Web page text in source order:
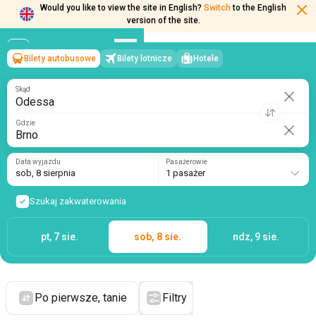
Would you like to view the site in English? Switch to the English
version of the site.
Odessa→Brno
sob, 8 sierpnia/1 pasażer
Bilety autobusowe Bilety lotnicze Hotele
Skąd
Gdzie
Data wyjazdu
sob, 8 sierpnia
Pasażerowie
1 pasażer
Szukaj zakwaterowania
pt, 7 sie. sob, 8 sie. ndz, 9 sie.
Po pierwsze, tanie Filtry